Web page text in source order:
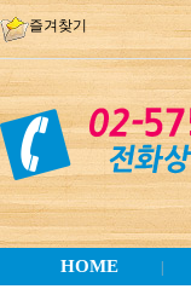
즐겨찾기
HOME